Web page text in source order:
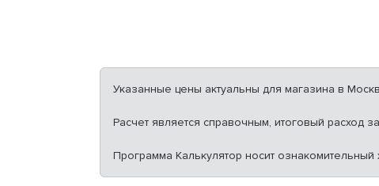
Указанные цены актуальны для магазина в
Расчет является справочным, итоговый расход
Программа Калькулятор носит